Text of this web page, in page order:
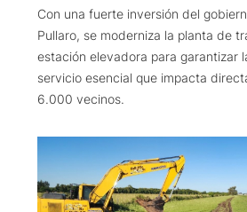
Con una fuerte inversión del
Pullaro, se moderniza la planta de
estación elevadora para garantizar
servicio esencial que impacta
6.000 vecinos.